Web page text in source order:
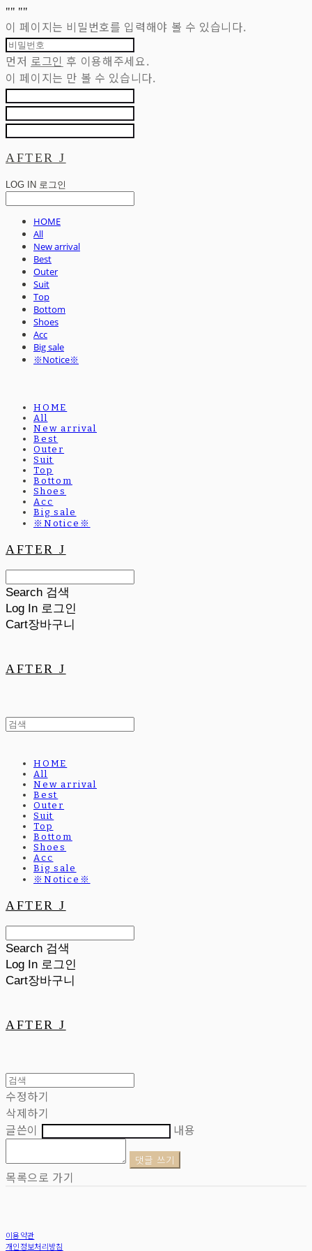
"" ""
이 페이지는 비밀번호를 입력해야 볼 수 있습니다.
먼저 로그인 후 이용해주세요.
이 페이지는 만 볼 수 있습니다.
AFTER J
LOG IN 로그인
HOME
All
New arrival
Best
Outer
Suit
Top
Bottom
Shoes
Acc
Big sale
※Notice※
HOME
All
New arrival
Best
Outer
Suit
Top
Bottom
Shoes
Acc
Big sale
※Notice※
AFTER J
Search 검색
Log In 로그인
Cart장바구니
AFTER J
HOME
All
New arrival
Best
Outer
Suit
Top
Bottom
Shoes
Acc
Big sale
※Notice※
AFTER J
Search 검색
Log In 로그인
Cart장바구니
AFTER J
수정하기
삭제하기
글쓴이
내용
댓글 쓰기
목록으로 가기
이용약관
개인정보처리방침